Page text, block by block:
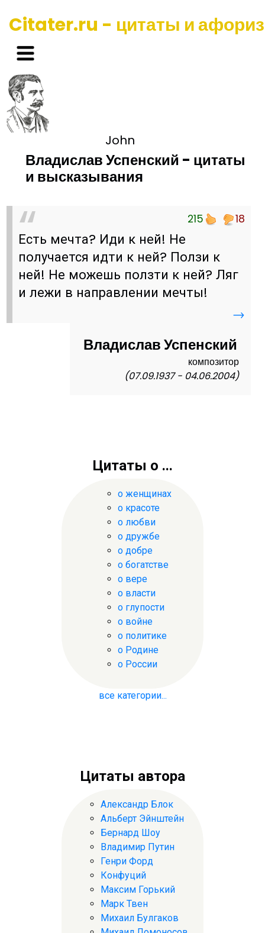
Citater.ru - цитаты и
John
Владислав Успенский - цитаты
и высказывания
215 18
Есть мечта? Иди к ней! Не
получается идти к ней? Ползи к
ней! Не можешь ползти к ней? Ляг
и лежи в направлении мечты!
→
Владислав Успенский
композитор
(07.09.1937 - 04.06.2004)
Цитаты о ...
о женщинах
о красоте
о любви
о дружбе
о добре
о богатстве
о вере
о власти
о глупости
о войне
о политике
о Родине
о России
все категории...
Цитаты автора
Александр Блок
Альберт Эйнштейн
Бернард Шоу
Владимир Путин
Генри Форд
Конфуций
Максим Горький
Марк Твен
Михаил Булгаков